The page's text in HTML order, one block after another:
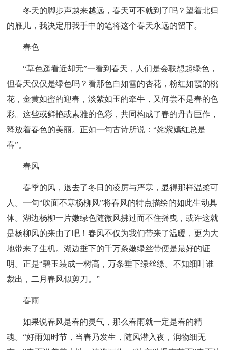
冬天的脚步声越来越远，春天可不就到了吗？望着北归
的雁儿，我决定用我手中的笔将这个春天永远的留下。
春色
“草色遥看近却无”一看到春天，人们是会联想起绿色，
但春天仅仅是绿色吗？看那色白如雪的杏花，粉红如霞的桃
花，金黄如蜜的迎春，淡紫如玉的牵牛，又何尝不是春的色
彩。这些或鲜艳或素雅的色彩，共同构成了春的丹青巨作，
释放着春色的美丽。正如一句古诗所说：“姹紫嫣红总是
春”。
春风
春季的风，退去了冬日的凌厉与严寒，显得那样温柔可
人。一句“吹面不寒杨柳风”将春风的特点描绘的如此生动具
体。湖边杨柳一片嫩绿色随微风拂过而不住摇曳，或许这就
是杨柳风的来由了吧！春风不仅为我们带来了温暖，更为大
地带来了生机。湖边垂下的千万条嫩绿丝带便是最好的证
明。正是“碧玉装成一树高，万条垂下绿丝绦。不知细叶谁
裁出，二月春风似剪刀。”
春雨
如果说春风是春的灵气，那么春雨就一定是春的精
魂。“好雨知时节，当春乃发生，随风潜入夜，润物细无